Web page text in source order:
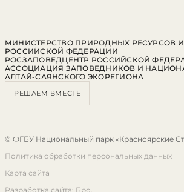
МИНИСТЕРСТВО ПРИРОДНЫХ РЕСУРСОВ
РОССИЙСКОЙ ФЕДЕРАЦИИ
РОСЗАПОВЕДЦЕНТР РОССИЙСКОЙ
АССОЦИАЦИЯ ЗАПОВЕДНИКОВ И
АЛТАЙ-САЯНСКОГО ЭКОРЕГИОНА
РЕШАЕМ ВМЕСТЕ
© ФГБУ Национальный парк «Красноярские
Политика обработки персональных данных
Карта сайта
Разработка сайта: Бро.